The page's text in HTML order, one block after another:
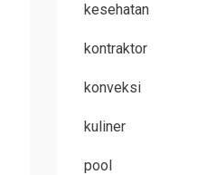
kesehatan
kontraktor
konveksi
kuliner
pool